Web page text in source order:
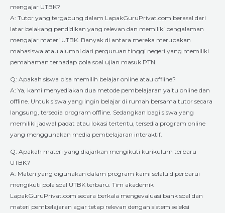
mengajar UTBK?
A: Tutor yang tergabung dalam LapakGuruPrivat.com berasal dari
latar belakang pendidikan yang relevan dan memiliki pengalaman
mengajar materi UTBK. Banyak di antara mereka merupakan
mahasiswa atau alumni dari perguruan tinggi negeri yang memiliki
pemahaman terhadap pola soal ujian masuk PTN.
Q: Apakah siswa bisa memilih belajar online atau offline?
A: Ya, kami menyediakan dua metode pembelajaran yaitu online dan
offline. Untuk siswa yang ingin belajar di rumah bersama tutor secara
langsung, tersedia program offline. Sedangkan bagi siswa yang
memiliki jadwal padat atau lokasi tertentu, tersedia program online
yang menggunakan media pembelajaran interaktif.
Q: Apakah materi yang diajarkan mengikuti kurikulum terbaru
UTBK?
A: Materi yang digunakan dalam program kami selalu diperbarui
mengikuti pola soal UTBK terbaru. Tim akademik
LapakGuruPrivat.com secara berkala mengevaluasi bank soal dan
materi pembelajaran agar tetap relevan dengan sistem seleksi